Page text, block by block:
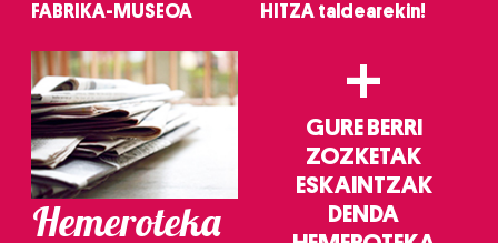
FABRIKA-MUSEOA
HITZA taldearekin!
Hemeroteka
+
GURE BERRI
ZOZKETAK
ESKAINTZAK
DENDA